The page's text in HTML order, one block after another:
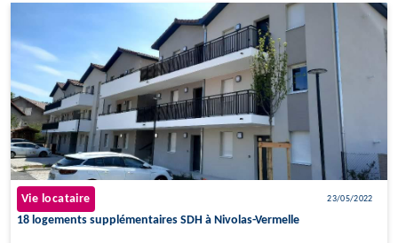
Vie locataire 23/05/2022
18 logements supplémentaires SDH à Nivolas-Vermelle